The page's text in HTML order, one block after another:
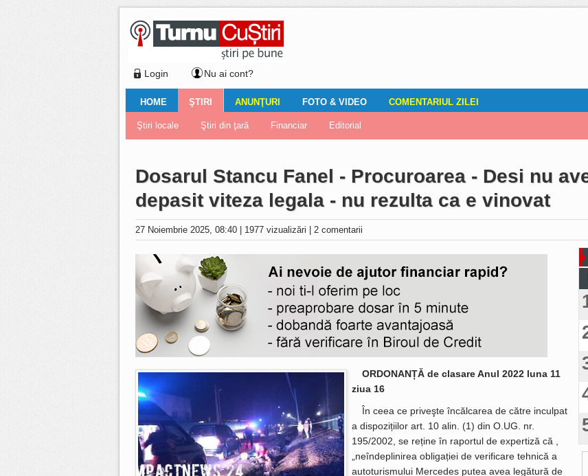
Login Nu ai cont?
HOME
Ştiri locale Turnaţi aici! Nemulţumirile localnicilor
ŞTIRI
Ştiri locale Ştiri din ţară Financiar Editorial
ANUNŢURI
Imobiliare Auto Închirieri Vânzări Locuri de muncă
FOTO & VIDEO
Galerii Foto Galerii video
COMENTARIUL ZILEI
Comentariul zilei
Dosarul Stancu Fanel - Procuroarea - Desi nu
depasit viteza legala - nu rezulta ca e vinovat
27 Noiembrie 2025, 08:40 1977 vizualizări 2 comentarii
ORDONANȚĂ de clasare Anul 2022 luna 11
ziua 16
În ceea ce priveşte încălcarea de către inculpat
a dispozițiilor art. 10 alin. (1) din O.UG. nr.
195/2002, se reține în raportul de expertiză că ,
„neîndeplinirea obligației de verificare tehnică a
autoturismului Mercedes putea avea legătură de